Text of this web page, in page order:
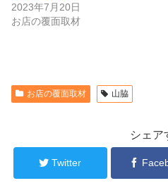
2023年7月20日
お店の覆面取材
お店の覆面取材 山脇
シェア
Twitter